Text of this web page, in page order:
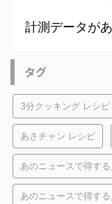
計測データが
タグ
3分クッキング レシピ
あさチャン レシピ
あのニュースで得す
あのニュースで得す